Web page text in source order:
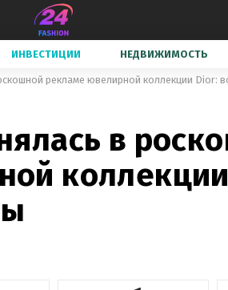
ИНВЕСТИЦИИ НЕДВИЖИМОСТЬ
рекламе ювелирной коллекции Dior:
в